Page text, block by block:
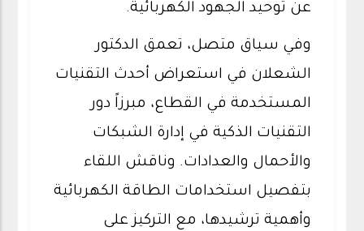
عن توحيد الجهود الكهربائية.
وفي سياق متصل، تعمق الدكتور
الشعلان في استعراض أحدث التقنيات
المستخدمة في القطاع، مبرزاً دور
التقنيات الذكية في إدارة الشبكات
والأحمال والعدادات. وناقش اللقاء
بتفصيل استخدامات الطاقة الكهربائية
وأهمية ترشيدها، مع التركيز على